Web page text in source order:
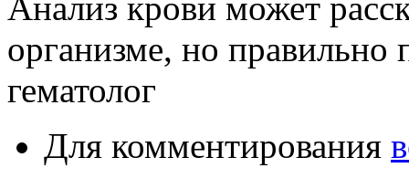
организме, но правильно
гематолог
Для комментирования